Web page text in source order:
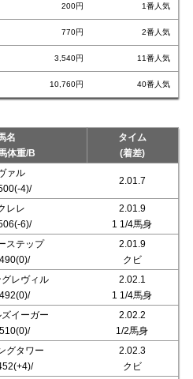
200円 1番人気
770円 2番人気
3,540円 11番人気
10,760円 40番人気
名
体重/B
タイム
(着差)
ァル
4)/
2.01.7
レレ
6)/
2.01.9
1 1/4馬身
ステップ
2.01.9
クビ
レヴィル
2.02.1
1 1/4馬身
イーガー
2.02.2
1/2馬身
グタワー
2.02.3
クビ